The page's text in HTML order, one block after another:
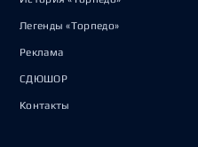
Легенды «Торпедо»
Реклама
СДЮШОР
Контакты